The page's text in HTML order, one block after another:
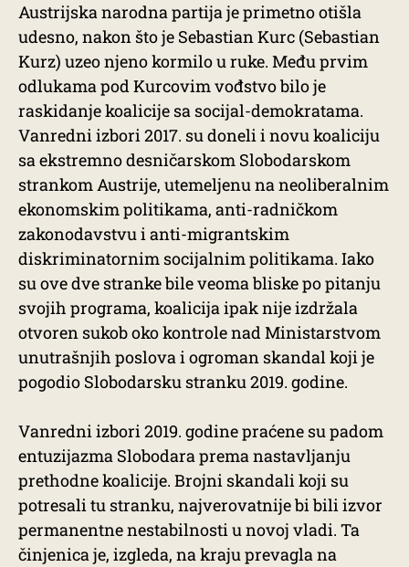
Austrijska narodna partija je primetno otišla
udesno, nakon što je Sebastian Kurc (Sebastian
Kurz) uzeo njeno kormilo u ruke. Među prvim
odlukama pod Kurcovim vođstvo bilo je
raskidanje koalicije sa socijal-demokratama.
Vanredni izbori 2017. su doneli i novu koaliciju
sa ekstremno desničarskom Slobodarskom
strankom Austrije, utemeljenu na neoliberalnim
ekonomskim politikama, anti-radničkom
zakonodavstvu i anti-migrantskim
diskriminatornim socijalnim politikama. Iako
su ove dve stranke bile veoma bliske po pitanju
svojih programa, koalicija ipak nije izdržala
otvoren sukob oko kontrole nad Ministarstvom
unutrašnjih poslova i ogroman skandal koji je
pogodio Slobodarsku stranku 2019. godine.
Vanredni izbori 2019. godine praćene su padom
entuzijazma Slobodara prema nastavljanju
prethodne koalicije. Brojni skandali koji su
potresali tu stranku, najverovatnije bi bili izvor
permanentne nestabilnosti u novoj vladi. Ta
činjenica je, izgleda, na kraju prevagla na